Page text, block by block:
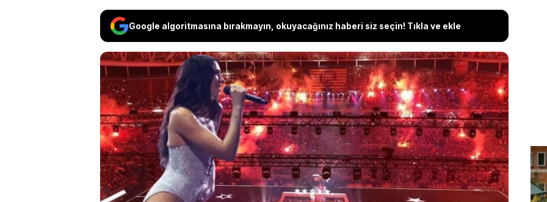
Google algoritmasına bırakmayın, okuyacağınız haberi siz seçin! Tıkla ve ekle
Galatasaray'ın, 26. şampiyonluk kutlamalarında
sahne alması için dünyaca ünlü şarkıcı Dua Lipa’ya 2
milyon dolar teklif ettiği iddia edildi.